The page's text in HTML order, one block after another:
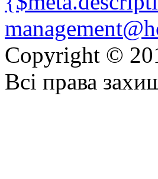
Copyright ©
Всі права